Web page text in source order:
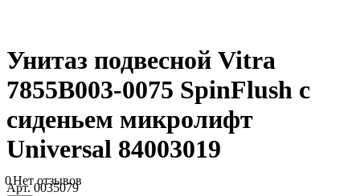
Унитаз подвесной Vitra
7855B003-0075 SpinFlush с
сиденьем микролифт
Universal 84003019
0Нет отзывов
Арт.0035079